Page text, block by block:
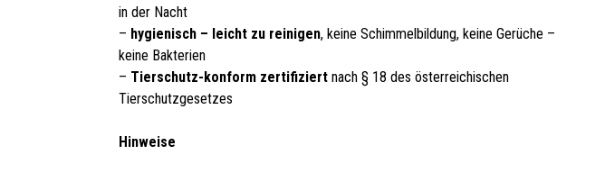
in der Nacht
– hygienisch – leicht zu reinigen, keine Schimmelbildung, keine Gerüche –
keine Bakterien
– Tierschutz-konform zertifiziert nach § 18 des österreichischen
Tierschutzgesetzes
Hinweise